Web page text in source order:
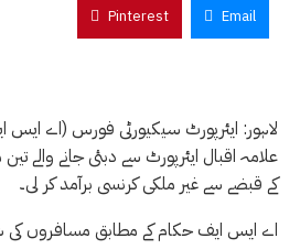
Pinterest Email
لاہور: ایئرپورٹ سیکیورٹی فورس (اے ایس
علامہ اقبال ایئرپورٹ سے دبئی جانے والے
کے قبضے سے غیر ملکی کرنسی برآمد کر لی۔
اے ایس ایف حکام کے مطابق مسافروں کی